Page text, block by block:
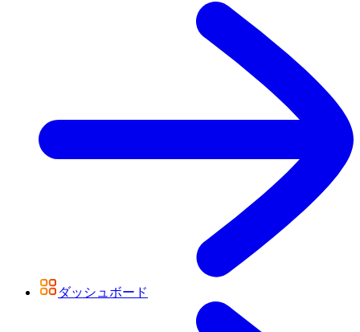
ダッシュボード